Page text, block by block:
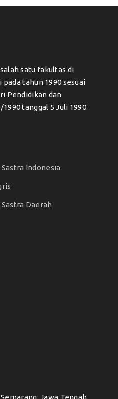
satu fakultas di
tahun 1990 sesuai
Pendidikan dan
tanggal 5 Juli 1990.
Indonesia
Daerah
Jawa Tengah